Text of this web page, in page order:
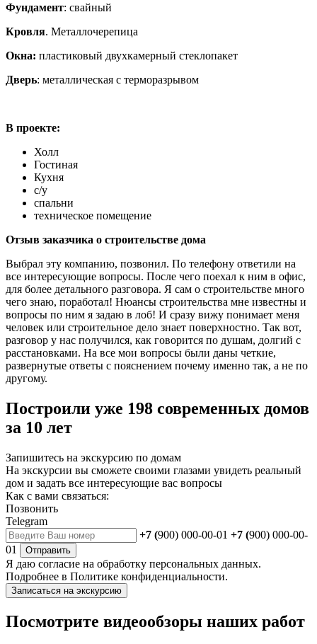
Фундамент: свайный
Кровля. Металлочерепица
Окна: пластиковый двухкамерный стеклопакет
Дверь: металлическая с терморазрывом
В проекте:
Холл
Гостиная
Кухня
с/у
спальни
техническое помещение
Отзыв заказчика о строительстве дома
Выбрал эту компанию, позвонил. По телефону ответили на
все интересующие вопросы. После чего поехал к ним в офис,
для более детального разговора. Я сам о строительстве много
чего знаю, поработал! Нюансы строительства мне известны и
вопросы по ним я задаю в лоб! И сразу вижу понимает меня
человек или строительное дело знает поверхностно. Так вот,
разговор у нас получился, как говорится по душам, долгий с
расстановками. На все мои вопросы были даны четкие,
развернутые ответы с пояснением почему именно так, а не по
другому.
Построили уже 198 современных домов
за 10 лет
Запишитесь на экскурсию по домам
На экскурсии вы сможете своими глазами увидеть реальный
дом и задать все интересующие вас вопросы
Как с вами связаться:
Позвонить
Telegram
+7 (900) 000-00-01 +7 (900) 000-00-
01
Отправить
Я даю согласие на обработку персональных данных.
Подробнее в Политике конфиденциальности.
Записаться на экскурсию
Посмотрите видеообзоры наших работ